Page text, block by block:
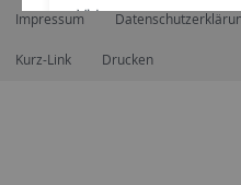
Impressum
Kurz-Link Drucken
Videos